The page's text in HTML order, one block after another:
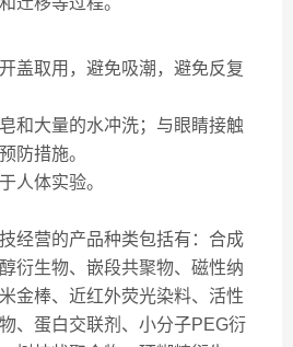
盖取用，避免吸潮，避免反复
和大量的水冲洗；与眼睛接触
防措施。
人体实验。
经营的产品种类包括有：合成
衍生物、嵌段共聚物、磁性纳
金棒、近红外荧光染料、活性
、蛋白交联剂、小分子PEG衍